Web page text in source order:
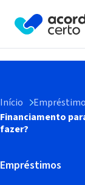
Início
Financiamento
fazer?
Empréstimos